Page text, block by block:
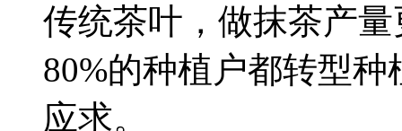
传统茶叶，做抹茶产
80%的种植户都转型
应求。